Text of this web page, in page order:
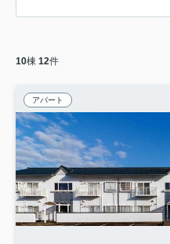
10棟 12件
アパート